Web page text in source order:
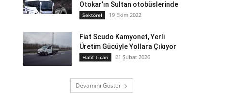
Otokar’ın Sultan otobüslerinde
Sektörel 19 Ekim 2022
Fiat Scudo Kamyonet, Yerli
Üretim Gücüyle Yollara Çıkıyor
Hafif Ticari 21 Şubat 2026
Devamını Göster